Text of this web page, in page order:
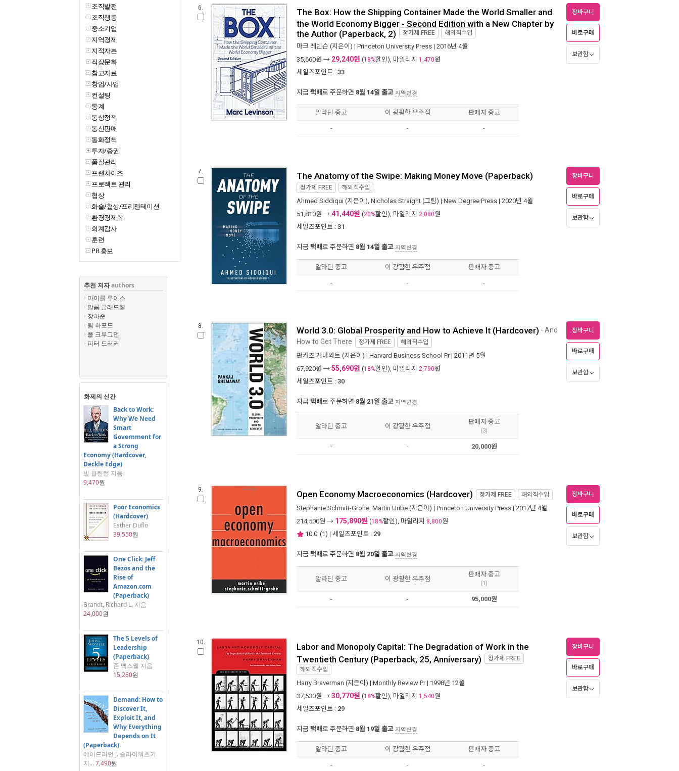
조직발전
조직행동
중소기업
지역경제
지적자본
직장문화
참고자료
창업/사업
컨설팅
통계
통상정책
통신판매
통화정책
투자/증권
품질관리
프랜차이즈
프로젝트 관리
협상
화술/협상/프리젠테이션
환경경제학
회계감사
훈련
PR 홍보
추천 저자authors
마이클 루이스
말콤 글래드웰
장하준
팀 하포드
폴 크루그먼
피터 드러커
화제의 신간
Back to Work:
Why We Need
Smart
Government for
a Strong
Economy (Hardcover,
Deckle Edge)
빌 클린턴 지음
9,470원
Poor Economics
(Hardcover)
Esther Duflo
39,550원
One Click: Jeff
Bezos and the
Rise of
Amazon.com
(Paperback)
Brandt, Richard L. 지음
24,000원
The 5 Levels of
Leadership
(Paperback)
존 맥스웰 지음
15,280원
Demand: How to
Discover It,
Exploit It, and
Why Everything
Depends on It
(Paperback)
에이드리언 J. 슬라이워츠키
지...7,490원
6. The Box: How the Shipping Container Made the World Smaller and
the World Economy Bigger - Second Edition with a New Chapter by
the Author (Paperback, 2)
정가제 FREE 해외직수입
마크 레빈슨 (지은이) | Princeton University Press | 2016년 4월
35,660원 → 29,240원 (18%할인), 마일리지 1,470원
세일즈포인트 : 33
지금 택배로 주문하면 8월 14일 출고 지역변경
장바구니
바로구매
보관함
알라딘 중고 이 광활한 우주점 판매자 중고
- - -
7. The Anatomy of the Swipe: Making Money Move (Paperback)
정가제 FREE 해외직수입
Ahmed Siddiqui (지은이), Nicholas Straight (그림) | New Degree Press | 2020년 4월
51,810원 → 41,440원 (20%할인), 마일리지 2,080원
세일즈포인트 : 31
지금 택배로 주문하면 8월 14일 출고 지역변경
장바구니
바로구매
보관함
알라딘 중고 이 광활한 우주점 판매자 중고
- - -
8. World 3.0: Global Prosperity and How to Achieve It (Hardcover) - And
How to Get There 정가제 FREE 해외직수입
판카즈 게마와트 (지은이) | Harvard Business School Pr| 2011년 5월
67,920원 → 55,690원 (18%할인), 마일리지 2,790원
세일즈포인트 : 30
지금 택배로 주문하면 8월 21일 출고 지역변경
장바구니
바로구매
보관함
알라딘 중고 이 광활한 우주점
판매자 중고
(3)
- - 20,000원
9. Open Economy Macroeconomics (Hardcover) 정가제 FREE 해외직수입
Stephanie Schmitt-Grohe, Martin Uribe (지은이) | Princeton University Press | 2017년 4월
214,500원 → 175,890원 (18%할인), 마일리지 8,800원
10.0 (1) | 세일즈포인트 : 29
지금 택배로 주문하면 8월 20일 출고 지역변경
장바구니
바로구매
보관함
알라딘 중고 이 광활한 우주점
판매자 중고
(1)
- - 95,000원
10. Labor and Monopoly Capital: The Degradation of Work in the
Twentieth Century (Paperback, 25, Anniversary) 정가제
FREE
해외직수입
Harry Braverman (지은이) | Monthly Review Pr| 1998년 12월
37,530원 → 30,770원 (18%할인), 마일리지 1,540원
세일즈포인트 : 29
지금 택배로 주문하면 8월 19일 출고 지역변경
장바구니
바로구매
보관함
알라딘 중고 이 광활한 우주점 판매자 중고
- - -